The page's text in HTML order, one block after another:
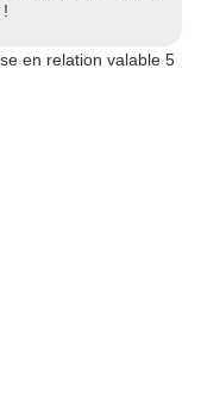
en relation valable 5